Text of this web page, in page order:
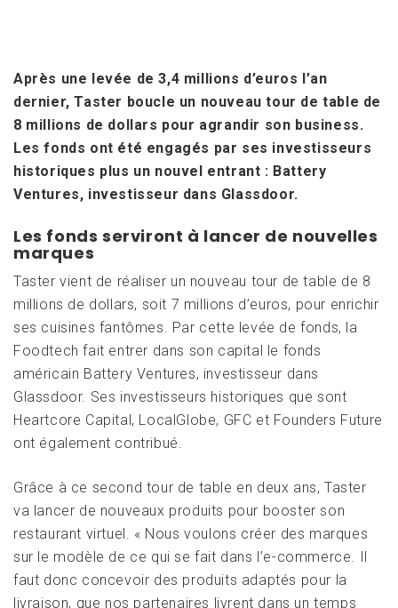
Après une levée de 3,4 millions d’euros l’an
dernier, Taster boucle un nouveau tour de table de
8 millions de dollars pour agrandir son business.
Les fonds ont été engagés par ses investisseurs
historiques plus un nouvel entrant : Battery
Ventures, investisseur dans Glassdoor.
Les fonds serviront à lancer de nouvelles
marques
Taster vient de réaliser un nouveau tour de table de 8
millions de dollars, soit 7 millions d’euros, pour enrichir
ses cuisines fantômes. Par cette levée de fonds, la
Foodtech fait entrer dans son capital le fonds
américain Battery Ventures, investisseur dans
Glassdoor. Ses investisseurs historiques que sont
Heartcore Capital, LocalGlobe, GFC et Founders Future
ont également contribué.
Grâce à ce second tour de table en deux ans, Taster
va lancer de nouveaux produits pour booster son
restaurant virtuel. « Nous voulons créer des marques
sur le modèle de ce qui se fait dans l’e-commerce. Il
faut donc concevoir des produits adaptés pour la
livraison, que nos partenaires livrent dans un temps